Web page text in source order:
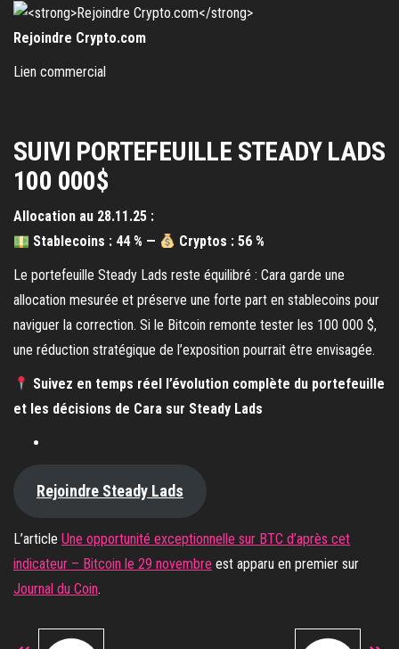
Rejoindre Crypto.com
Lien commercial
SUIVI PORTEFEUILLE STEADY LADS
100 000$
Allocation au 28.11.25 :
Stablecoins : 44 % —
Cryptos : 56 %
Le portefeuille Steady Lads reste équilibré : Cara garde une
allocation mesurée et préserve une forte part en stablecoins pour
naviguer la correction. Si le Bitcoin remonte tester les 100 000 $,
une réduction stratégique de l’exposition pourrait être envisagée.
Suivez en temps réel l’évolution complète du portefeuille
et les décisions de Cara sur Steady Lads
Rejoindre Steady Lads
L’article Une opportunité exceptionnelle sur BTC d’après cet
indicateur – Bitcoin le 29 novembre est apparu en premier sur
Journal du Coin.